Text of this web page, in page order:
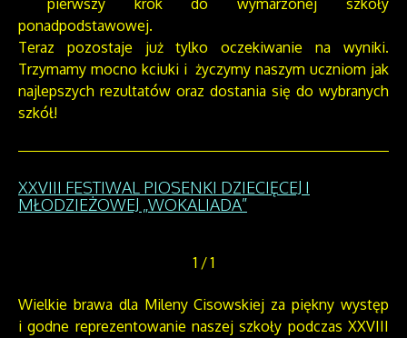
pierwszy krok do wymarzonej szkoły
ponadpodstawowej.
Teraz pozostaje już tylko oczekiwanie na wyniki.
Trzymamy mocno kciuki i życzymy naszym uczniom jak
najlepszych rezultatów oraz dostania się do wybranych
szkół!
XXVIII FESTIWAL PIOSENKI DZIECIĘCEJ I
MŁODZIEŻOWEJ „WOKALIADA”
1/1
Wielkie brawa dla Mileny Cisowskiej za piękny występ
i godne reprezentowanie naszej szkoły podczas XXVIII